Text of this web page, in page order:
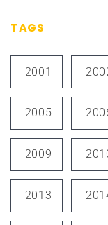
TAGS
2001
2005
2009
2013